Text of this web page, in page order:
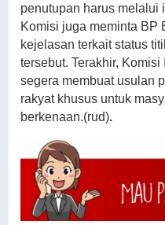
penutupan harus melalui
Komisi juga meminta BP
kejelasan terkait status
tersebut. Terakhir,
segera membuat usulan
rakyat khusus untuk
berkenaan.(rud).